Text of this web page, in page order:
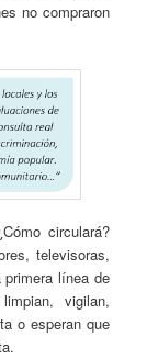
no compraron
circulará?
televisoras,
línea de
vigilan,
o esperan que